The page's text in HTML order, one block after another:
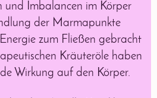
und Imbalancen im Körper
der Marmapunkte
zum Fließen gebracht
Kräuteröle haben
Wirkung auf den Körper.